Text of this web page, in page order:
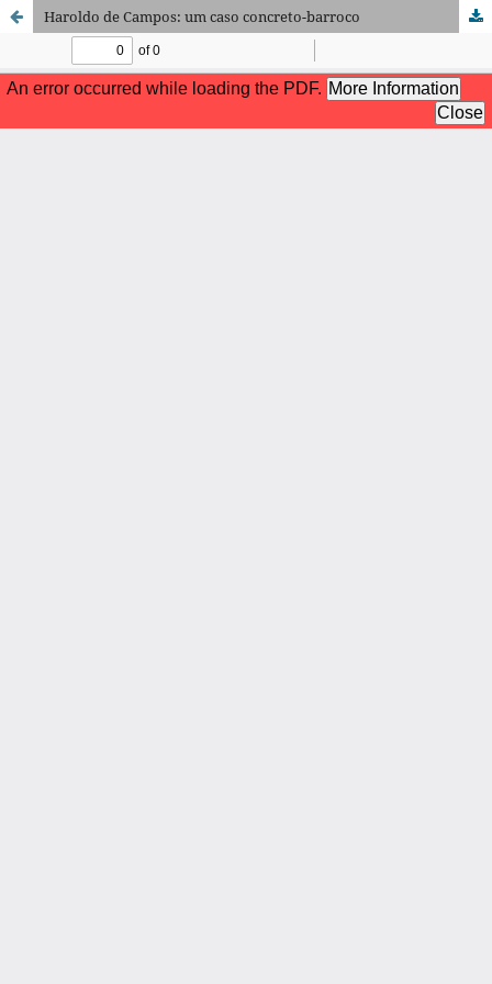
Haroldo de Campos: um caso concreto-barroco